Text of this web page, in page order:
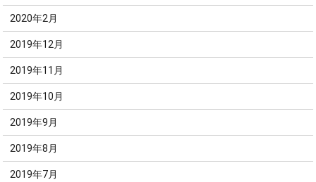
2020年2月
2019年12月
2019年11月
2019年10月
2019年9月
2019年8月
2019年7月